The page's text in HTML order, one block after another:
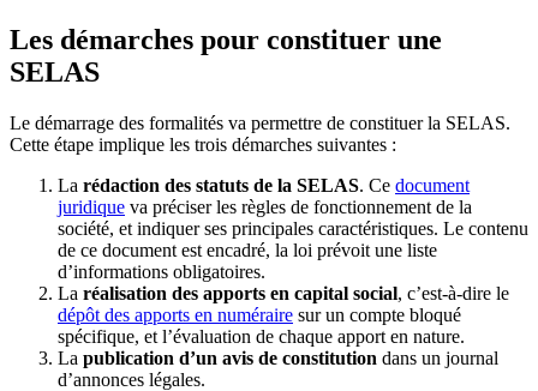
Les démarches pour constituer une
SELAS
Le démarrage des formalités va permettre de constituer la SELAS.
Cette étape implique les trois démarches suivantes :
La rédaction des statuts de la SELAS. Ce document
juridique va préciser les règles de fonctionnement de la
société, et indiquer ses principales caractéristiques. Le contenu
de ce document est encadré, la loi prévoit une liste
d’informations obligatoires.
La réalisation des apports en capital social, c’est-à-dire le
dépôt des apports en numéraire sur un compte bloqué
spécifique, et l’évaluation de chaque apport en nature.
La publication d’un avis de constitution dans un journal
d’annonces légales.